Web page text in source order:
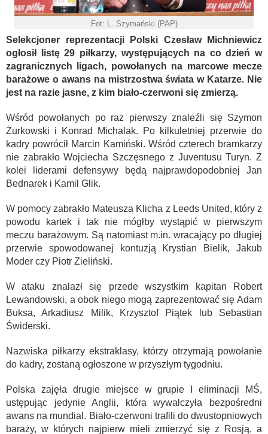
Fot: L. Szymański (PAP)
Selekcjoner reprezentacji Polski Czesław Michniewicz
ogłosił listę 29 piłkarzy, występujących na co dzień w
zagranicznych ligach, powołanych na marcowe mecze
barażowe o awans na mistrzostwa świata w Katarze. Nie
jest na razie jasne, z kim biało-czerwoni się zmierzą.
Wśród powołanych po raz pierwszy znaleźli się Szymon
Żurkowski i Konrad Michalak. Po kilkuletniej przerwie do
kadry powrócił Marcin Kamiński. Wśród czterech bramkarzy
nie zabrakło Wojciecha Szczęsnego z Juventusu Turyn. Z
kolei liderami defensywy będą najprawdopodobniej Jan
Bednarek i Kamil Glik.
W pomocy zabrakło Mateusza Klicha z Leeds United, który z
powodu kartek i tak nie mógłby wystąpić w pierwszym
meczu barażowym. Są natomiast m.in. wracający po długiej
przerwie spowodowanej kontuzją Krystian Bielik, Jakub
Moder czy Piotr Zieliński.
W ataku znalazł się przede wszystkim kapitan Robert
Lewandowski, a obok niego mogą zaprezentować się Adam
Buksa, Arkadiusz Milik, Krzysztof Piątek lub Sebastian
Świderski.
Nazwiska piłkarzy ekstraklasy, którzy otrzymają powołanie
do kadry, zostaną ogłoszone w przyszłym tygodniu.
Polska zajęła drugie miejsce w grupie I eliminacji MŚ,
ustępując jedynie Anglii, która wywalczyła bezpośredni
awans na mundial. Biało-czerwoni trafili do dwustopniowych
baraży, w których najpierw mieli zmierzyć się z Rosją, a